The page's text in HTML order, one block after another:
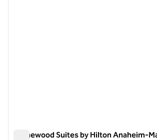
Homewood Suites by Hilton Anaheim-